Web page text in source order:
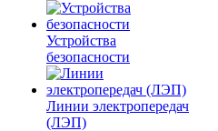
Устройства
безопасности
Линии электропередач
(ЛЭП)